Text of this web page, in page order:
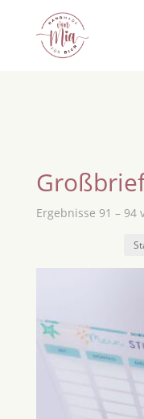
Ergebnisse 91 – 94